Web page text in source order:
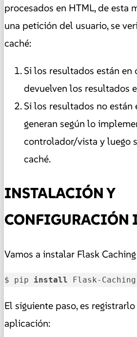
procesados en HTML, de esta
una petición del usuario, se
caché:
Si los resultados están en
devuelven los resultados
Si los resultados no están
generan según lo
controlador/vista y luego
caché.
INSTALACIÓN Y
Vamos a instalar Flask
$ pip install Flask-Caching
El siguiente paso, es
aplicación: